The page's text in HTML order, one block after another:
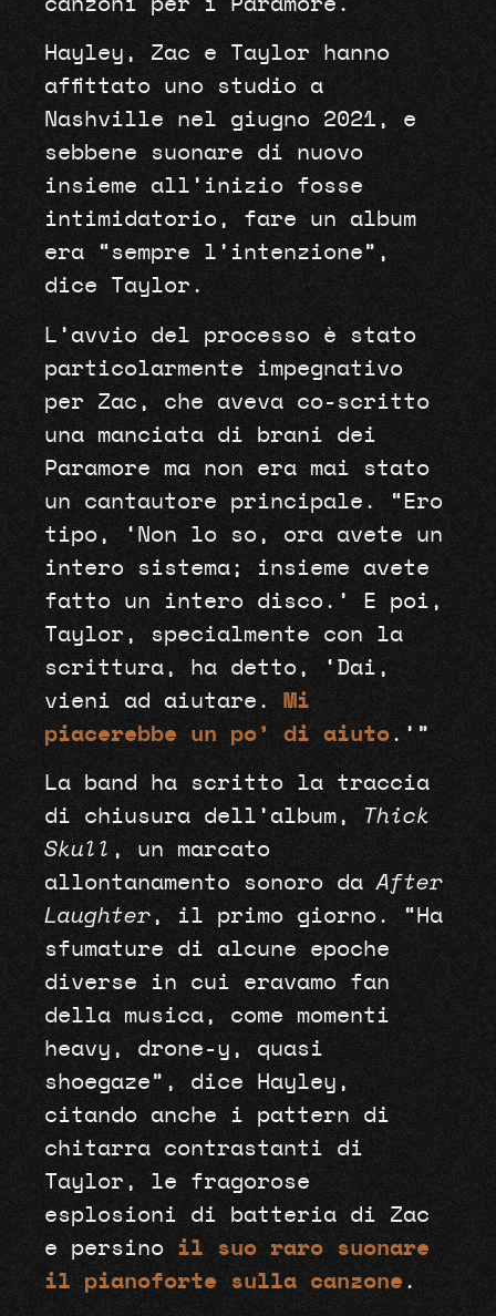
canzoni per i Paramore.
Hayley, Zac e Taylor hanno
affittato uno studio a
Nashville nel giugno 2021, e
sebbene suonare di nuovo
insieme all’inizio fosse
intimidatorio, fare un album
era “sempre l’intenzione”,
dice Taylor.
L’avvio del processo è stato
particolarmente impegnativo
per Zac, che aveva co-scritto
una manciata di brani dei
Paramore ma non era mai stato
un cantautore principale. “Ero
tipo, ‘Non lo so, ora avete un
intero sistema; insieme avete
fatto un intero disco.’ E poi,
Taylor, specialmente con la
scrittura, ha detto, ‘Dai,
vieni ad aiutare.
Mi
piacerebbe un po’ di aiuto.’”
La band ha scritto la traccia
di chiusura dell’album,
Thick
Skull , un marcato
allontanamento sonoro daAfter
Laughter, il primo giorno. “Ha
sfumature di alcune epoche
diverse in cui eravamo fan
della musica, come momenti
heavy, drone-y, quasi
shoegaze”, dice Hayley,
citando anche i pattern di
chitarra contrastanti di
Taylor, le fragorose
esplosioni di batteria di Zac
e persino il suo raro suonare
il pianoforte sulla canzone .